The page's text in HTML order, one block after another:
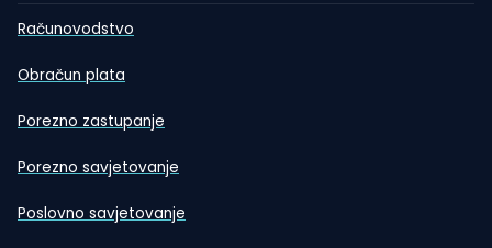
Računovodstvo
Obračun plata
Porezno zastupanje
Porezno savjetovanje
Poslovno savjetovanje